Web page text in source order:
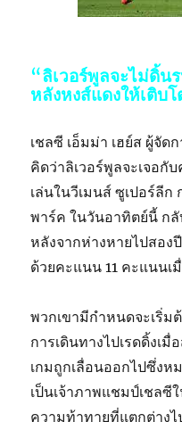
“ลิเวอร์พูลจะไม่ดิ้
หลังหงส์แดงให้เติบ
เชลซี เอ็มม่า เฮย์ส ผู้จั
คิดว่าลิเวอร์พูลจะเจอกั
เล่นในวีเมนส์ ซูเปอร์ลี
พาร์ค ในวันอาทิตย์นี้ ก
หลังจากห่างหายไปสอ
ด้วยคะแนน 11 คะแนนเ
พวกเขามีกําหนดจะเริ่ม
การเดินทางไปเรดดิ้งเ
เกมถูกเลื่อนออกไปซึ่งห
เป็นเจ้าภาพแชมป์เชลซี
ความท้าทายที่แตกต่างไ